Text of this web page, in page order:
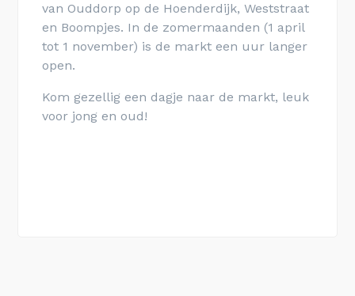
van Ouddorp op de Hoenderdijk, Weststraat
en Boompjes. In de zomermaanden (1 april
tot 1 november) is de markt een uur langer
open.
Kom gezellig een dagje naar de markt, leuk
voor jong en oud!